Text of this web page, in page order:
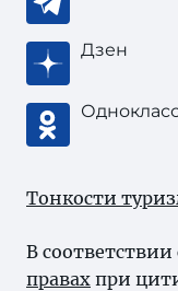
Дзен
Тонкости
В
правах при